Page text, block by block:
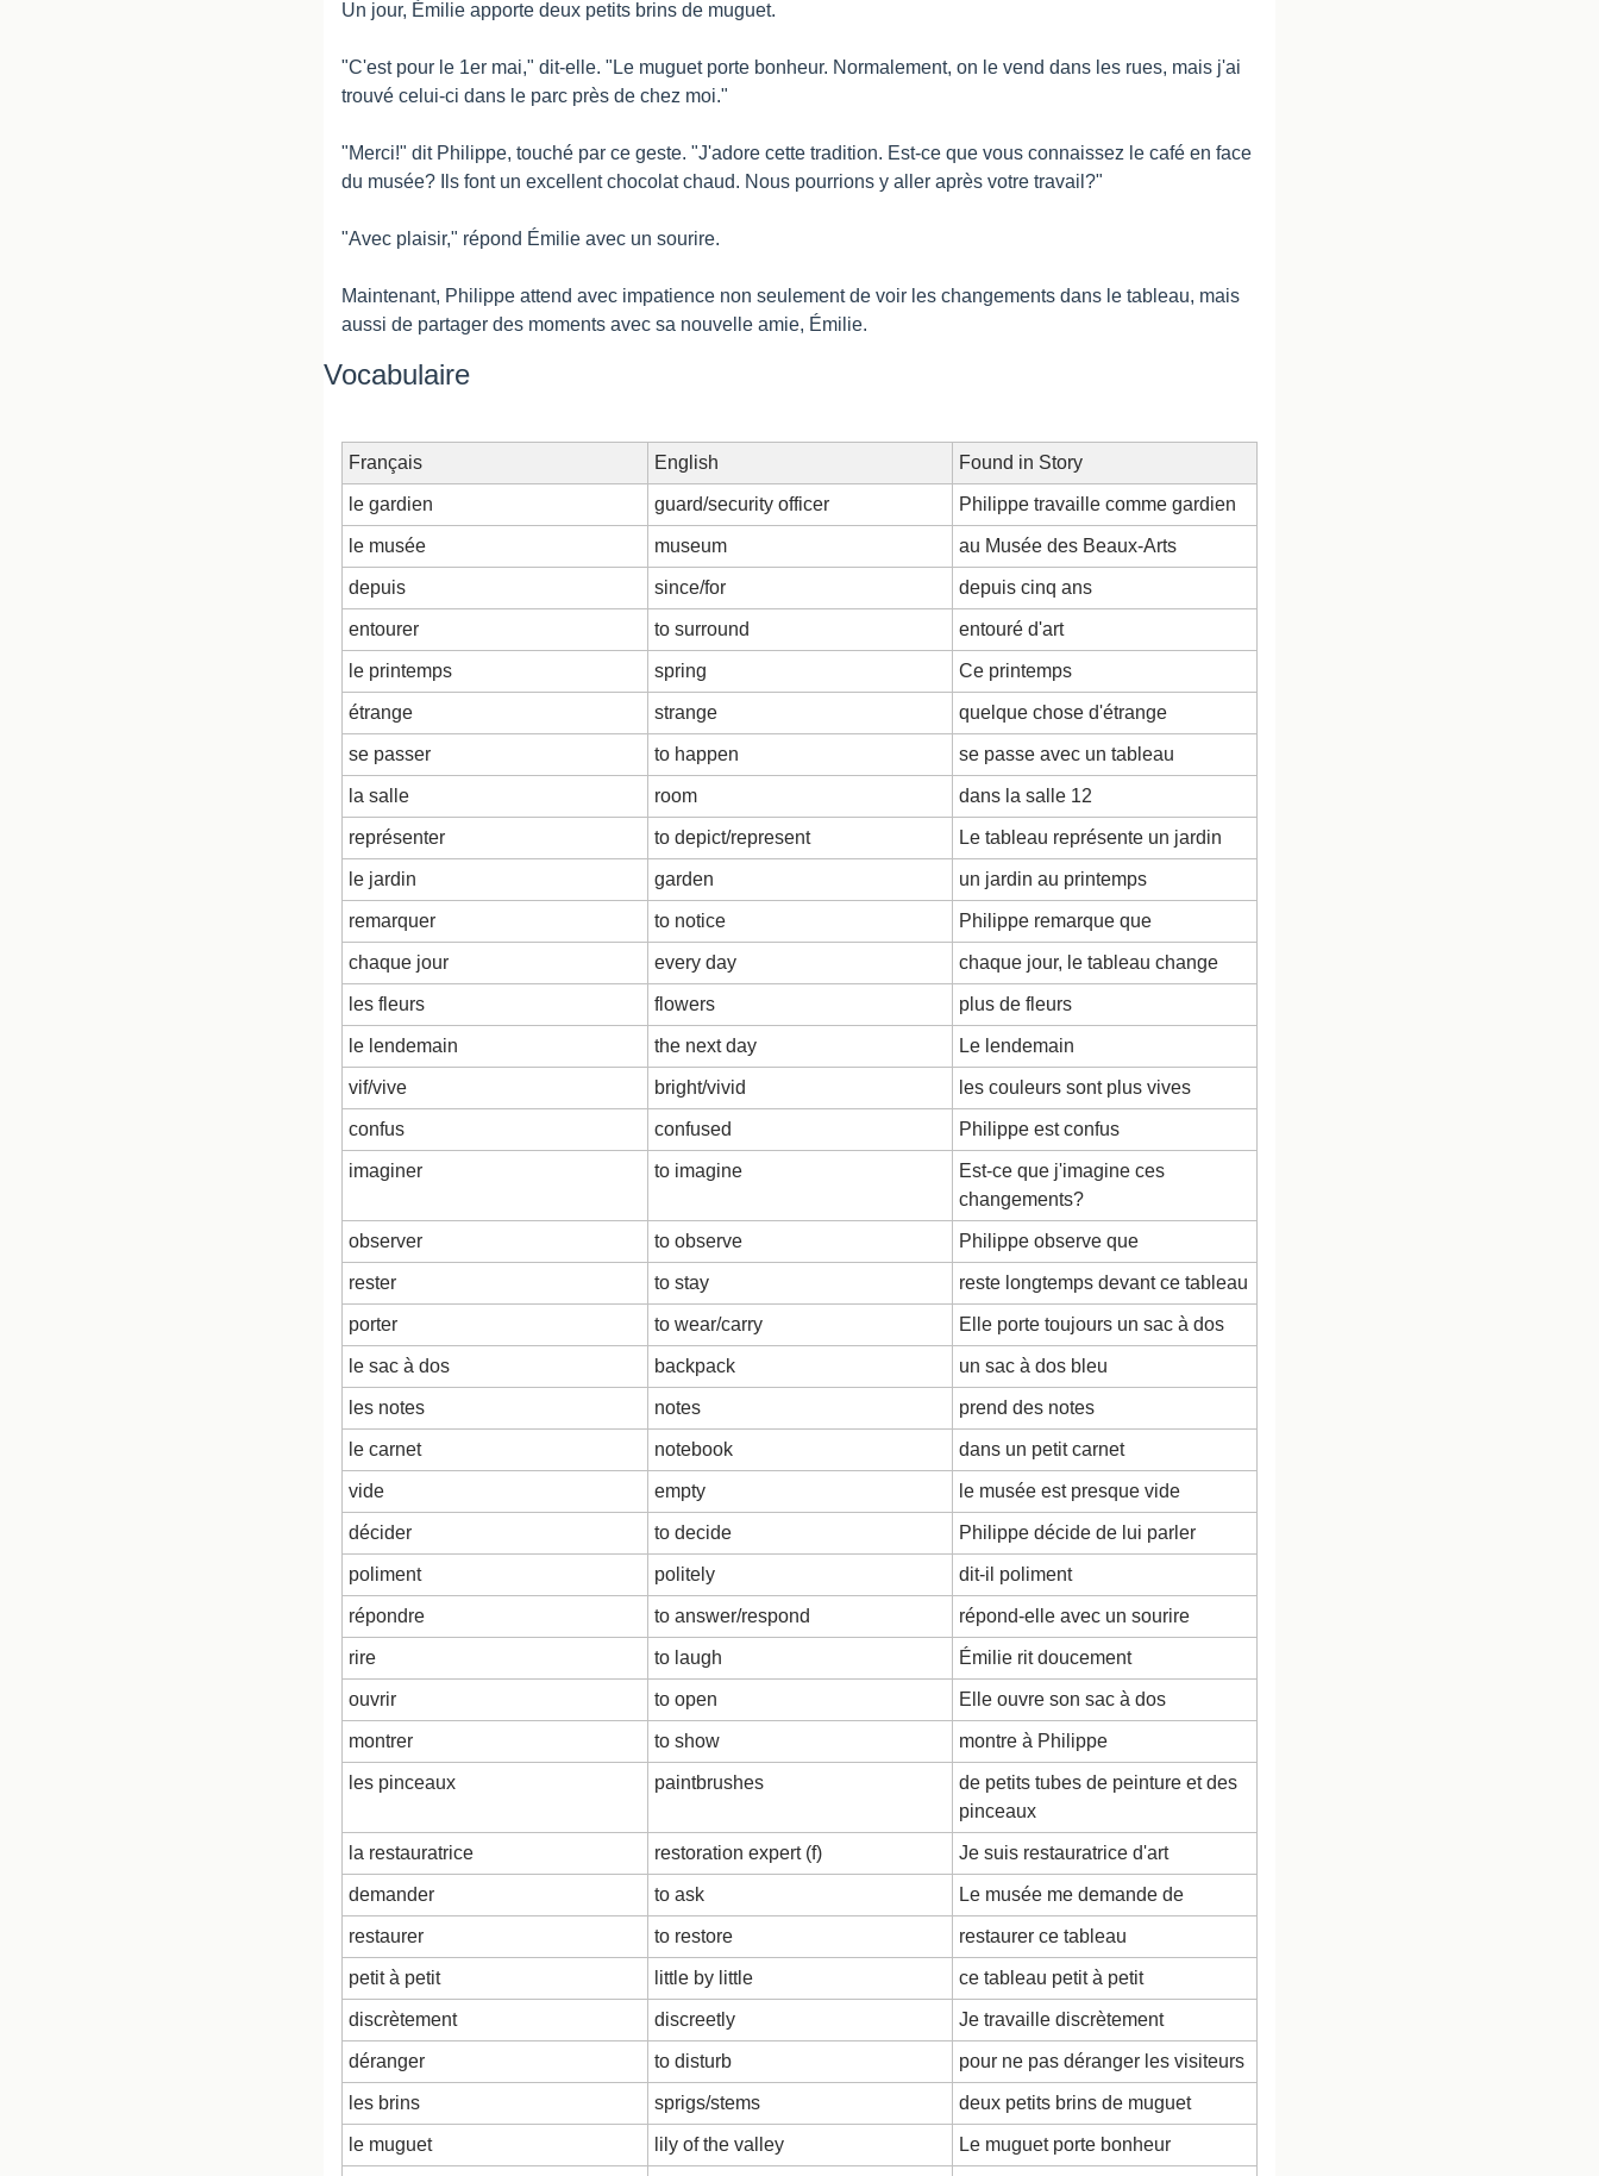
Un jour, Émilie apporte deux petits brins de muguet.
"C'est pour le 1er mai," dit-elle. "Le muguet porte bonheur. Normalement, on le vend dans les rues, mais j'ai
trouvé celui-ci dans le parc près de chez moi."
"Merci!" dit Philippe, touché par ce geste. "J'adore cette tradition. Est-ce que vous connaissez le café en face
du musée? Ils font un excellent chocolat chaud. Nous pourrions y aller après votre travail?"
"Avec plaisir," répond Émilie avec un sourire.
Maintenant, Philippe attend avec impatience non seulement de voir les changements dans le tableau, mais
aussi de partager des moments avec sa nouvelle amie, Émilie.
Vocabulaire
Français English Found in Story
le gardien guard/security officer Philippe travaille comme gardien
le musée museum au Musée des Beaux-Arts
depuis since/for depuis cinq ans
entourer to surround entouré d'art
le printemps spring Ce printemps
étrange strange quelque chose d'étrange
se passer to happen se passe avec un tableau
la salle room dans la salle 12
représenter to depict/represent Le tableau représente un jardin
le jardin garden un jardin au printemps
remarquer to notice Philippe remarque que
chaque jour every day chaque jour, le tableau change
les fleurs flowers plus de fleurs
le lendemain the next day Le lendemain
vif/vive bright/vivid les couleurs sont plus vives
confus confused Philippe est confus
imaginer to imagine
Est-ce que j'imagine ces
changements?
observer to observe Philippe observe que
rester to stay reste longtemps devant ce tableau
porter to wear/carry Elle porte toujours un sac à dos
le sac à dos backpack un sac à dos bleu
les notes notes prend des notes
le carnet notebook dans un petit carnet
vide empty le musée est presque vide
décider to decide Philippe décide de lui parler
poliment politely dit-il poliment
répondre to answer/respond répond-elle avec un sourire
rire to laugh Émilie rit doucement
ouvrir to open Elle ouvre son sac à dos
montrer to show montre à Philippe
les pinceaux paintbrushes
de petits tubes de peinture et des
pinceaux
la restauratrice restoration expert (f) Je suis restauratrice d'art
demander to ask Le musée me demande de
restaurer to restore restaurer ce tableau
petit à petit little by little ce tableau petit à petit
discrètement discreetly Je travaille discrètement
déranger to disturb pour ne pas déranger les visiteurs
les brins sprigs/stems deux petits brins de muguet
le muguet lily of the valley Le muguet porte bonheur